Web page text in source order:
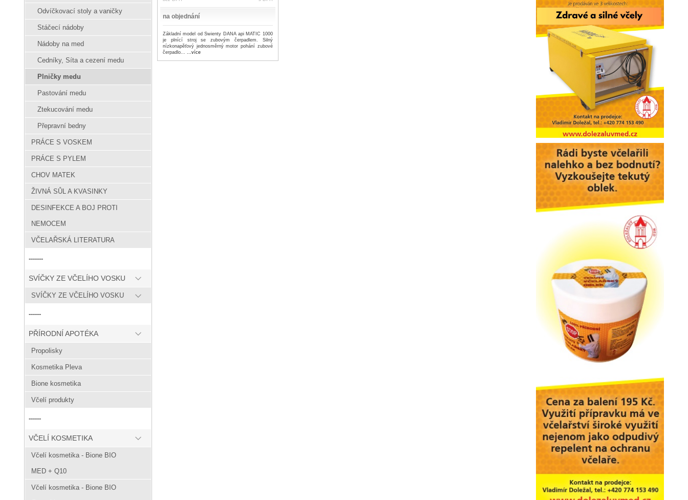
Odvíčkovací stoly a vaničky
Stáčecí nádoby
Nádoby na med
Cedníky, Síta a cezení medu
Plničky medu
Pastování medu
Ztekucování medu
Přepravní bedny
PRÁCE S VOSKEM
PRÁCE S PYLEM
CHOV MATEK
ŽIVNÁ SŮL A KVASINKY
DESINFEKCE A BOJ PROTI
NEMOCEM
VČELAŘSKÁ LITERATURA
-------
SVÍČKY ZE VČELÍHO VOSKU
SVÍČKY ZE VČELÍHO VOSKU
------
PŘÍRODNÍ APOTÉKA
Propolisky
Kosmetika Pleva
Bione kosmetika
Včelí produkty
------
VČELÍ KOSMETIKA
Včelí kosmetika - Bione BIO
MED + Q10
Včelí kosmetika - Bione BIO
na objednání
Základní model od Swienty DANA api MATIC 1000
je plnící stroj se zubovým čerpadlem. Silný
nízkonapěťový jednosměrný motor pohání zubové
čerpadlo... ...více